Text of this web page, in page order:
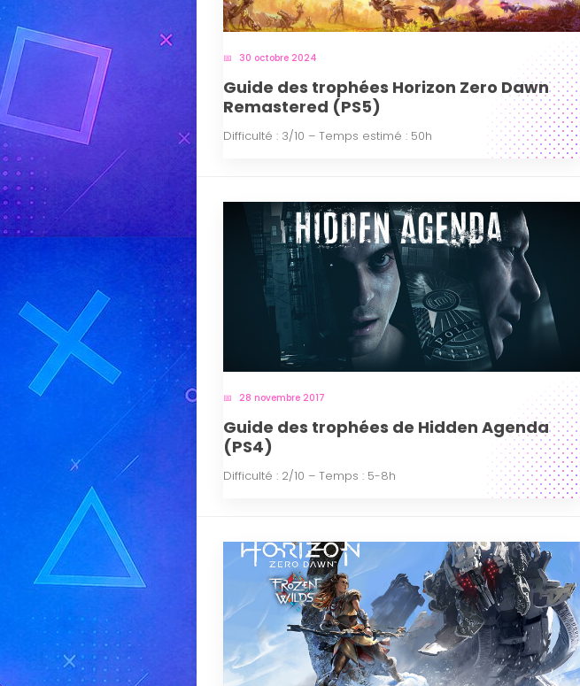
30 octobre 2024
Guide des trophées Horizon Zero Dawn
Remastered (PS5)
Difficulté : 3/10 – Temps estimé : 50h
28 novembre 2017
Guide des trophées de Hidden Agenda
(PS4)
Difficulté : 2/10 – Temps : 5-8h